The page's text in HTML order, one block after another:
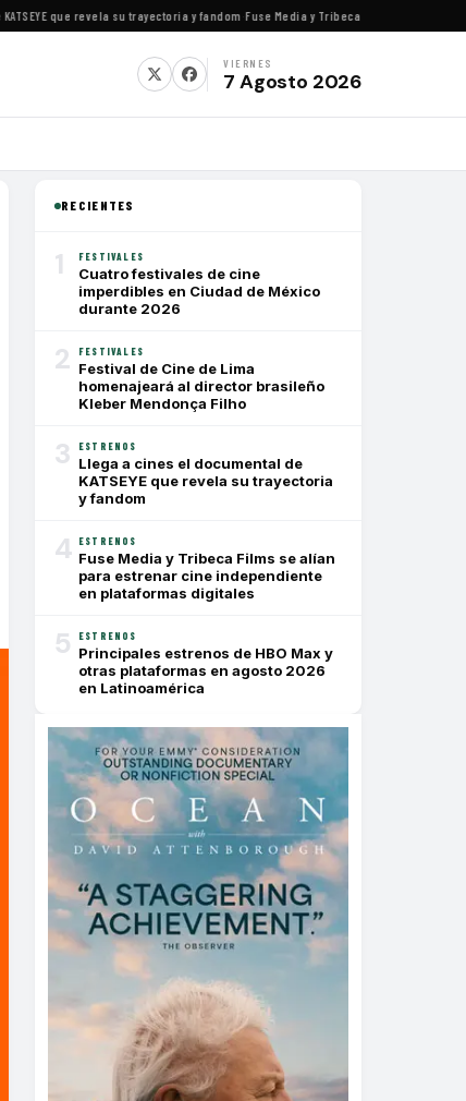
que revela su trayectoria y fandom·Fuse Media y Tribeca Films se alían para
VIERNES
7 Agosto 2026
RECIENTES
1 FESTIVALES
Cuatro festivales de cine
imperdibles en Ciudad de México
durante 2026
2 FESTIVALES
Festival de Cine de Lima
homenajeará al director brasileño
Kleber Mendonça Filho
3 ESTRENOS
Llega a cines el documental de
KATSEYE que revela su trayectoria
y fandom
4 ESTRENOS
Fuse Media y Tribeca Films se alían
para estrenar cine independiente
en plataformas digitales
5 ESTRENOS
Principales estrenos de HBO Max y
otras plataformas en agosto 2026
en Latinoamérica